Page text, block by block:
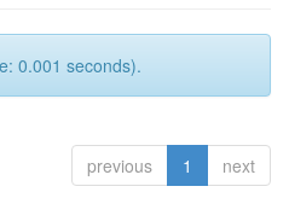
0.001 seconds).
previous 1 next